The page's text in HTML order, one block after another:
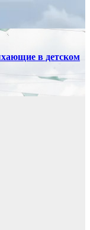
в детском